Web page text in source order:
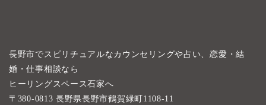
長野市でスピリチュアルなカウンセリングや占い、恋愛・結
婚・仕事相談なら
ヒーリングスペース石家へ
〒380-0813 長野県長野市鶴賀緑町1108-11